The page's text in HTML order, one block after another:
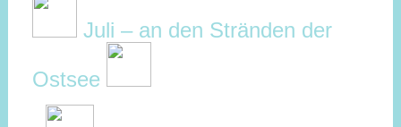
Juli – an den Stränden der
Ostsee